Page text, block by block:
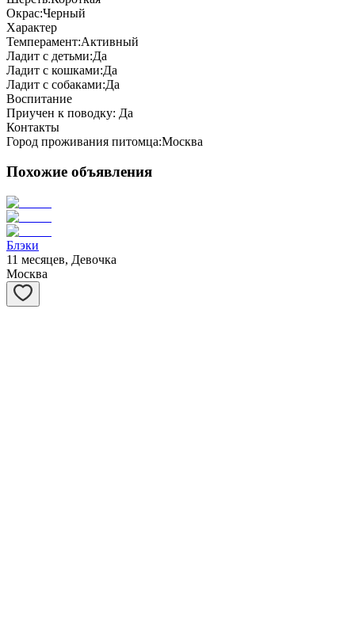
Окрас:Черный
Характер
Темперамент:Активный
Ладит с детьми:Да
Ладит с кошками:Да
Ладит с собаками:Да
Воспитание
Приучен к поводку: Да
Контакты
Город проживания питомца:Москва
Похожие объявления
Блэки
11 месяцев, Девочка
Москва